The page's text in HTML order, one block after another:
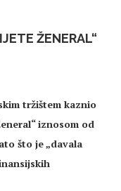
ŽENERAL“
tržištem kaznio
iznosom od
što je „davala